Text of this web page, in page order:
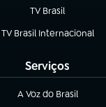
TV Brasil
(abre em nova aba)
TV Brasil Internacional
(abre em nova aba)
Serviços
A Voz do Brasil
(abre em nova aba)